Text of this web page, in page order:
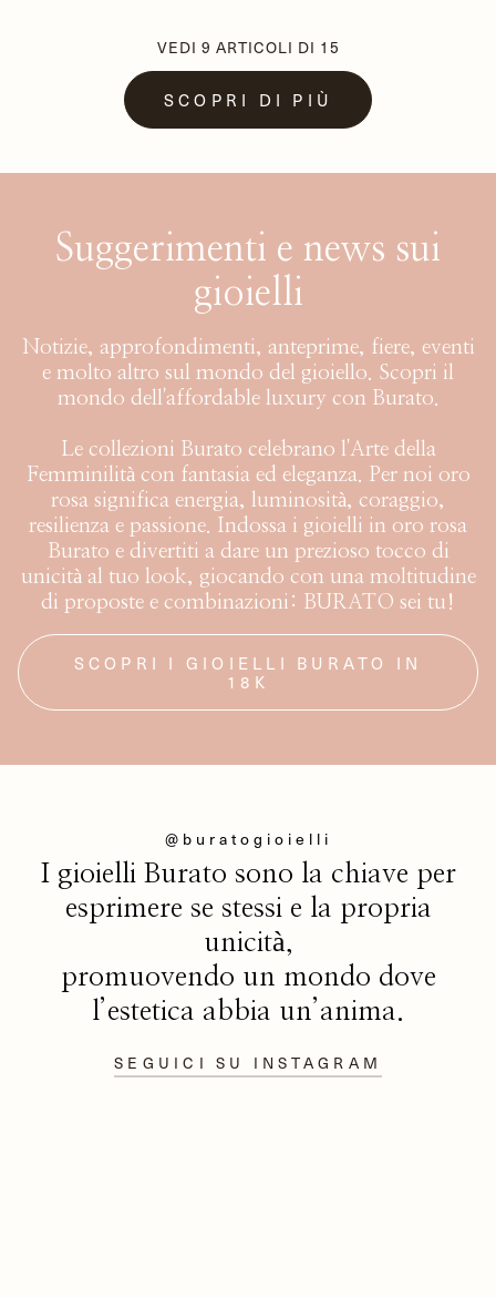
VEDI 9 ARTICOLI DI 15
SCOPRI DI PIÙ
Suggerimenti e news sui
gioielli
Notizie, approfondimenti, anteprime, fiere, eventi
e molto altro sul mondo del gioiello. Scopri il
mondo dell'affordable luxury con Burato.
Le collezioni Burato celebrano l'Arte della
Femminilità con fantasia ed eleganza. Per noi oro
rosa significa energia, luminosità, coraggio,
resilienza e passione. Indossa i gioielli in oro rosa
Burato e divertiti a dare un prezioso tocco di
unicità al tuo look, giocando con una moltitudine
di proposte e combinazioni: BURATO sei tu!
SCOPRI I GIOIELLI BURATO IN
18K
@buratogioielli
I gioielli Burato sono la chiave per
esprimere se stessi e la propria
unicità,
promuovendo un mondo dove
l’estetica abbia un’anima.
SEGUICI SU INSTAGRAM